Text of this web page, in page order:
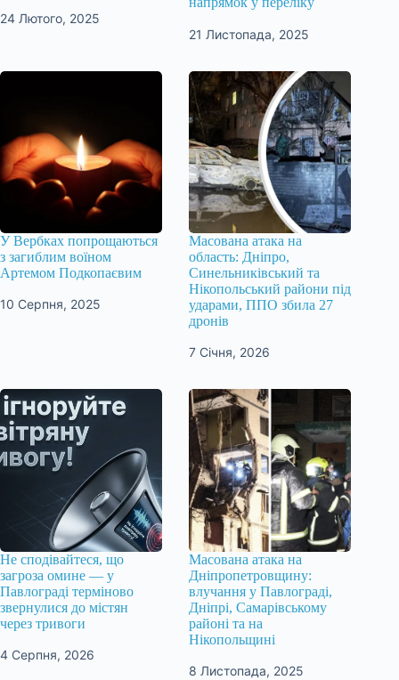
24 Лютого, 2025
21 Листопада, 2025
У Вербках попрощаються
з загиблим воїном
Артемом Подкопаєвим
10 Серпня, 2025
Масована атака на
область: Дніпро,
Синельниківський та
Нікопольський райони під
ударами, ППО збила 27
дронів
7 Січня, 2026
Не сподівайтеся, що
загроза омине — у
Павлограді терміново
звернулися до містян
через тривоги
4 Серпня, 2026
Масована атака на
Дніпропетровщину:
влучання у Павлограді,
Дніпрі, Самарівському
районі та на
Нікопольщині
8 Листопада, 2025